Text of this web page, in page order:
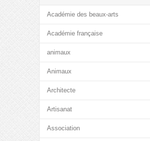
Académie des beaux-arts
Académie française
animaux
Animaux
Architecte
Artisanat
Association